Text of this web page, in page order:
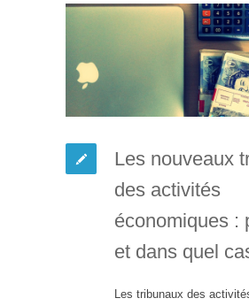
Les nouveaux
des activités
économiques :
et dans quel
Les tribunaux des